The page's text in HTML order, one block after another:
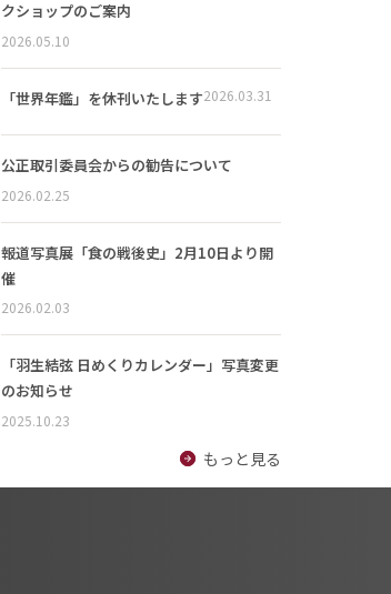
クショップのご案内
2026.05.10
「世界年鑑」を休刊いたします2026.03.31
公正取引委員会からの勧告について
2026.02.25
報道写真展「食の戦後史」2月10日より開
催
2026.02.03
「羽生結弦 日めくりカレンダー」写真変更
のお知らせ
2025.10.23
もっと見る